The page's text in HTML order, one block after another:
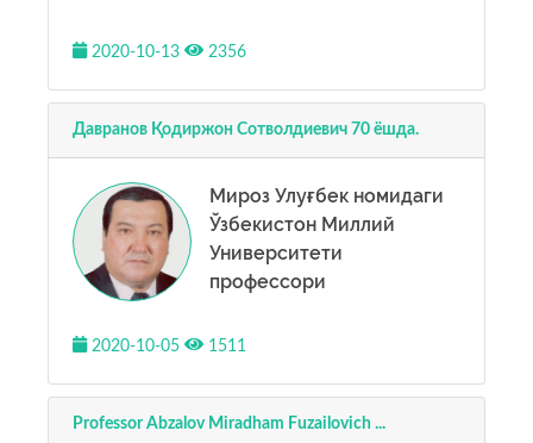
2020-10-13 2356
Давранов Қодиржон Сотволдиевич 70 ёшда.
Мироз Улуғбек номидаги
Ўзбекистон Миллий
Университети
профессори
2020-10-05 1511
Professor Abzalov Miradham Fuzailovich ...